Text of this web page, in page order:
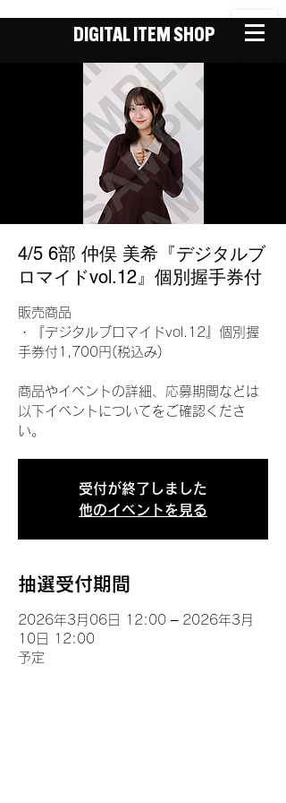
DIGITAL ITEM SHOP
4/5 6部 仲俣 美希『デジタルブ
ロマイドvol.12』個別握手券付
販売商品
・『デジタルブロマイドvol.12』個別握
手券付1,700円(税込み)
商品やイベントの詳細、応募期間などは
以下イベントについてをご確認くださ
い。
受付が終了しました
他のイベントを見る
抽選受付期間
2026年3月06日 12:00 – 2026年3月
10日 12:00
予定